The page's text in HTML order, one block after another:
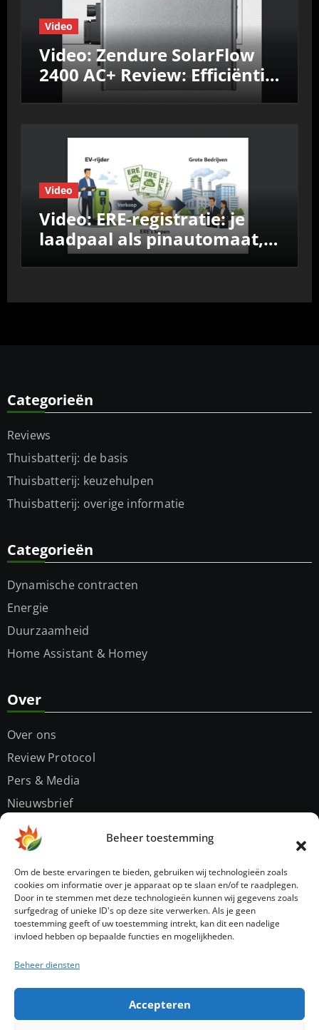
Beheer toestemming
Om de beste ervaringen te bieden, gebruiken wij technologieën zoals
cookies om informatie over je apparaat op te slaan en/of te raadplegen.
Door in te stemmen met deze technologieën kunnen wij gegevens zoals
surfgedrag of unieke ID's op deze site verwerken. Als je geen
toestemming geeft of uw toestemming intrekt, kan dit een nadelige
invloed hebben op bepaalde functies en mogelijkheden.
Beheer diensten
Accepteren
Video
Video: Zendure SolarFlow
2400 AC+ Review: Efficiëntie,
prestaties &
Video
Video: ERE-registratie: je
laadpaal als pinautomaat,
vergelijk de aanbieders
Categorieën
Reviews
Thuisbatterij: de basis
Thuisbatterij: keuzehulpen
Thuisbatterij: overige informatie
Categorieën
Dynamische contracten
Energie
Duurzaamheid
Home Assistant & Homey
Over
Over ons
Review Protocol
Pers & Media
Nieuwsbrief
Contact
Privacybeleid
Sitemap